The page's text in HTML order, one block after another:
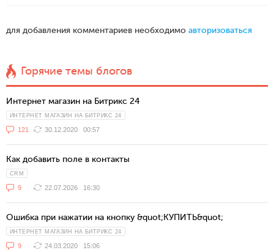
для добавления комментариев необходимо авторизоваться
Горячие темы блогов
Интернет магазин на Битрикс 24
ИНТЕРНЕТ МАГАЗИН НА БИТРИКС 24
121 30.12.2020 00:57
Как добавить поле в контакты
CRM
9 22.07.2026 16:30
Ошибка при нажатии на кнопку &quot;КУПИТЬ&quot;
ИНТЕРНЕТ МАГАЗИН НА БИТРИКС 24
9 24.03.2020 15:06